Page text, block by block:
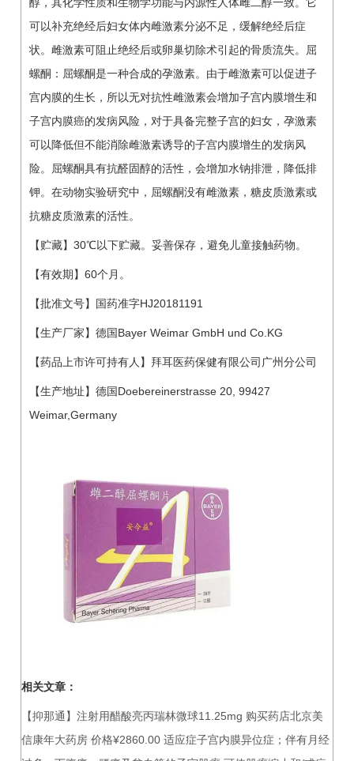
可以补充绝经后妇女体内雌激素分泌不足，缓解绝经后症
状。雌激素可阻止绝经后或卵巢切除术引起的骨质流失。屈
螺酮：屈螺酮是一种合成的孕激素。由于雌激素可以促进子
宫内膜的生长，所以无对抗性雌激素会增加子宫内膜增生和
子宫内膜癌的发病风险，对于具备完整子宫的妇女，孕激素
可以降低但不能消除雌激素诱导的子宫内膜增生的发病风
险。屈螺酮具有抗醛固醇的活性，会增加水钠排泄，降低排
钾。在动物实验研究中，屈螺酮没有雌激素，糖皮质激素或
抗糖皮质激素的活性。
【贮藏】30℃以下贮藏。妥善保存，避免儿童接触药物。
【有效期】60个月。
【批准文号】国药准字HJ20181191
【生产厂家】德国Bayer Weimar GmbH und Co.KG
【药品上市许可持有人】拜耳医药保健有限公司广州分公司
【生产地址】德国Doebereinerstrasse 20, 99427
Weimar,Germany
相关文章：
【抑那通】注射用醋酸亮丙瑞林微球11.25mg 购买药店北京美
信康年大药房 价格¥2860.00 适应症子宫内膜异位症；伴有月经